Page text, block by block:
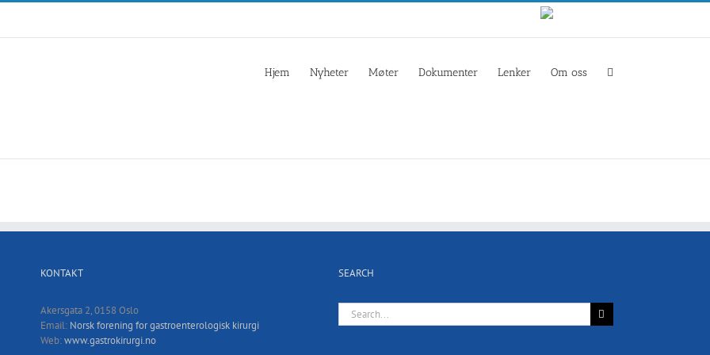
Hjem Nyheter Møter Dokumenter Lenker Om oss
KONTAKT
Akersgata 2, 0158 Oslo
Email: Norsk forening for gastroenterologisk kirurgi
Web:www.gastrokirurgi.no
SEARCH
Search
for: